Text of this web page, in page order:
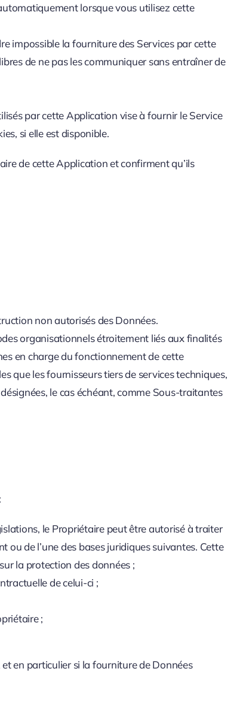
lorsque vous utilisez cette
impossible la fourniture des Services par cette
de ne pas les communiquer sans entraîner de
par cette Application vise à fournir le Service
si elle est disponible.
de cette Application et confirment qu’ils
non autorisés des Données.
organisationnels étroitement liés aux finalités
en charge du fonctionnement de cette
que les fournisseurs tiers de services techniques,
le cas échéant, comme Sous-traitantes
le Propriétaire peut être autorisé à traiter
ou de l’une des bases juridiques suivantes. Cette
la protection des données ;
de celui-ci ;
;
en particulier si la fourniture de Données